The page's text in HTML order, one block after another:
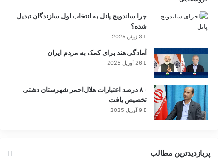
وزارت امور خارجه جمهوری اسلامی ایران با
شورای امنیت شامل دو عضو دائم با حرکت
غیرقانونی سه کشور اروپایی و آمریکا موافقت
نکردند و نیز با اشاره به مکاتبات مشترک ایران،
چین و روسیه در این‌خصوص به دبیرکل سازمان
ملل، تأکید می‌کند که شورای امنیت سازمان ملل
سازمان ملل برای نتیجه‌گیری مستقل در مورد
چرا ساندویچ پانل به انتخاب اول سازندگان تبدیل
شده؟
3 ژوئن 2025
آمادگی هند برای کمک به مردم ایران
26 آوریل 2025
۸۰ درصد اعتبارات هلال‌احمر شهرستان دشتی
تخصیص یافت
9 آوریل 2025
پربازدیدترین مطالب